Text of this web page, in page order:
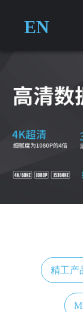
EN
精工产